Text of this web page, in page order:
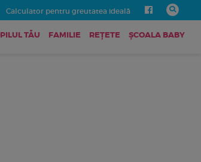
Calculator pentru greutatea ideală
TĂU FAMILIE REȚETE ȘCOALA BABY